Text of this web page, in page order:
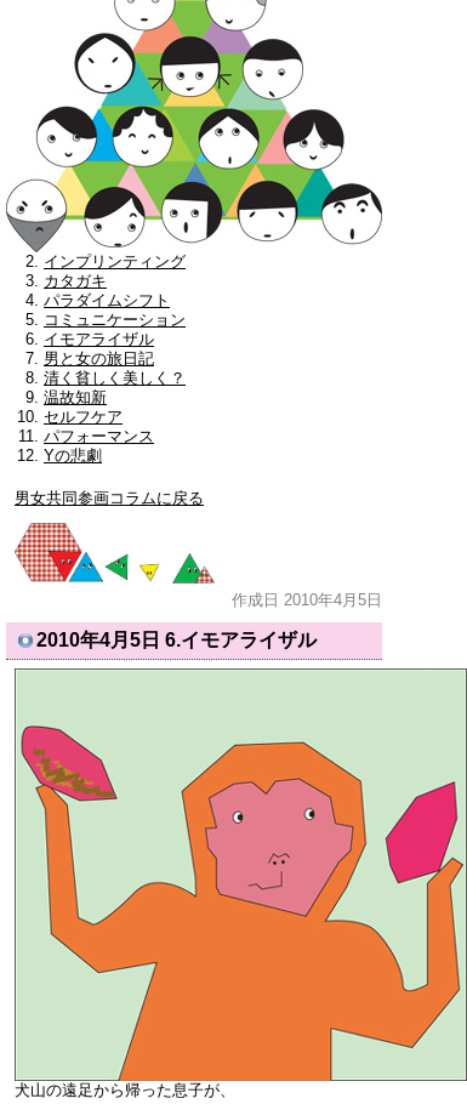
インプリンティング
カタガキ
パラダイムシフト
コミュニケーション
イモアライザル
男と女の旅日記
清く貧しく美しく？
温故知新
セルフケア
パフォーマンス
Yの悲劇
男女共同参画コラムに戻る
作成日 2010年4月5日
2010年4月5日 6.イモアライザル
犬山の遠足から帰った息子が、